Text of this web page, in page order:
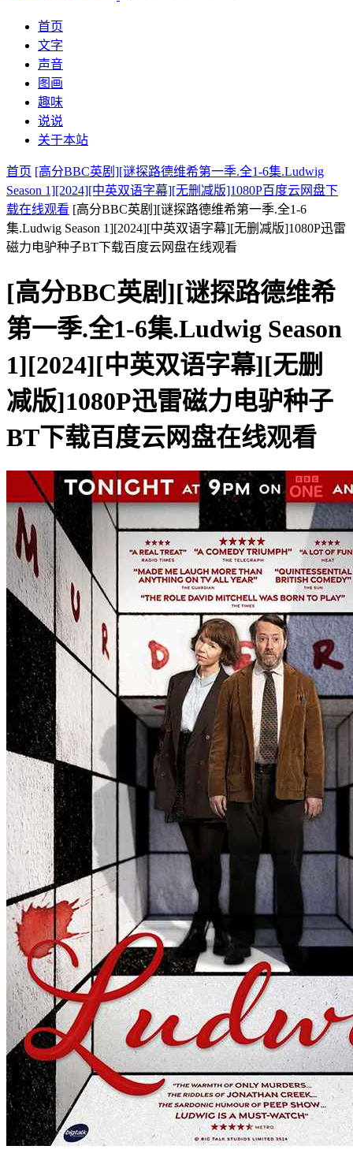
首页
文字
声音
图画
趣味
说说
关于本站
首页 [高分BBC英剧][谜探路德维希第一季.全1-6集.Ludwig
Season 1][2024][中英双语字幕][无删减版]1080P百度云网盘下
载在线观看 [高分BBC英剧][谜探路德维希第一季.全1-6
集.Ludwig Season 1][2024][中英双语字幕][无删减版]1080P迅雷
磁力电驴种子BT下载百度云网盘在线观看
[高分BBC英剧][谜探路德维希
第一季.全1-6集.Ludwig Season
1][2024][中英双语字幕][无删
减版]1080P迅雷磁力电驴种子
BT下载百度云网盘在线观看